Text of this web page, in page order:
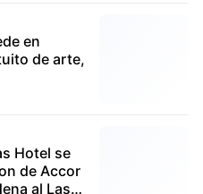
en
de arte,
Hotel se
de Accor
al Las